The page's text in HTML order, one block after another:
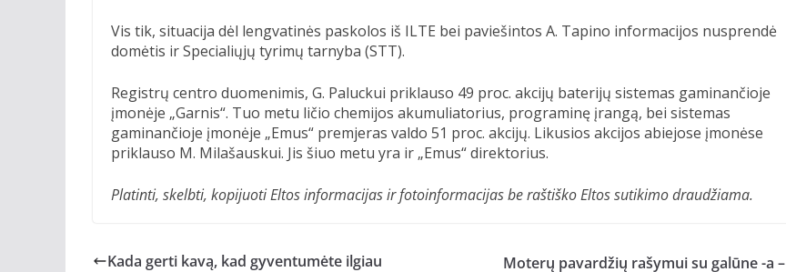
Vis tik, situacija dėl lengvatinės paskolos iš ILTE bei paviešintos A. Tapino informacijos nusprendė
domėtis ir Specialiųjų tyrimų tarnyba (STT).
Registrų centro duomenimis, G. Paluckui priklauso 49 proc. akcijų baterijų sistemas gaminančioje
įmonėje „Garnis“. Tuo metu ličio chemijos akumuliatorius, programinę įrangą, bei sistemas
gaminančioje įmonėje „Emus“ premjeras valdo 51 proc. akcijų. Likusios akcijos abiejose įmonėse
priklauso M. Milašauskui. Jis šiuo metu yra ir „Emus“ direktorius.
Platinti, skelbti, kopijuoti Eltos informacijas ir fotoinformacijas be raštiško Eltos sutikimo draudžiama.
Kada gerti kavą, kad gyventumėte ilgiau
Moterų pavardžių rašymui su galūne -a –